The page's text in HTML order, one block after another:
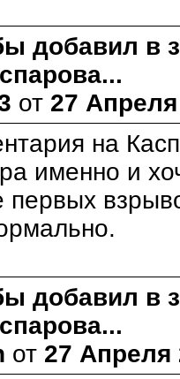
добавил в
от 27
на
именно и
первых
добавил в
от 27 Апреля